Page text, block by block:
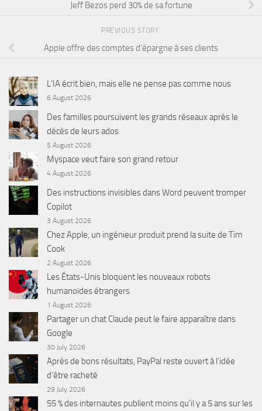
Jeff Bezos perd 30% de sa fortune
PREVIOUS STORY
Apple offre des comptes d’épargne à ses clients
L’IA écrit bien, mais elle ne pense pas comme nous
6 August 2026
Des familles poursuivent les grands réseaux après le
décès de leurs ados
5 August 2026
Myspace veut faire son grand retour
4 August 2026
Des instructions invisibles dans Word peuvent tromper
Copilot
3 August 2026
Chez Apple, un ingénieur produit prend la suite de Tim
Cook
2 August 2026
Les États-Unis bloquent les nouveaux robots
humanoïdes étrangers
1 August 2026
Partager un chat Claude peut le faire apparaître dans
Google
30 July 2026
Après de bons résultats, PayPal reste ouvert à l’idée
d’être racheté
29 July 2026
55 % des internautes publient moins qu’il y a 5 ans sur les